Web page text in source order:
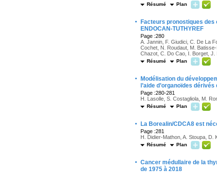
Résumé Plan
·
Facteurs pronostiques
ENDOCAN-TUTHYREF
Page :280
A. Jannin, F. Giudici, C. De La
Cochet, N. Roudaut, M.
Chazot, C. Do Cao, I. Borget, J.
Résumé Plan
·
Modélisation du
l’aide d’organoïdes
Page :280-281
H. Lasolle, S. Costagliola, M.
Résumé Plan
· La Borealin/CDCA8 est
Page :281
H. Didier-Mathon, A. Stoupa,
Résumé Plan
· Cancer médullaire de la
de 1975 à 2018